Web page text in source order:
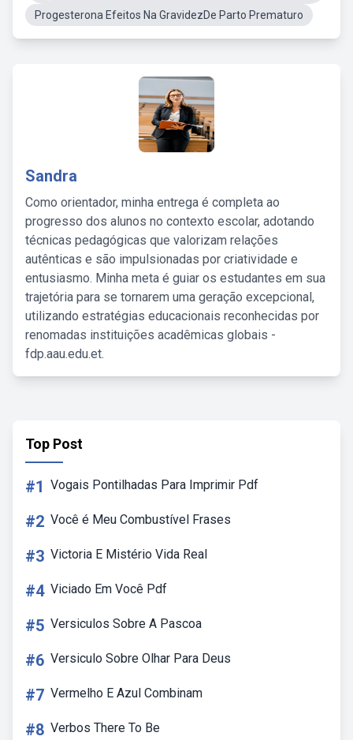
Progesterona Efeitos Na GravidezDe Parto Prematuro
Sandra
Como orientador, minha entrega é completa ao
progresso dos alunos no contexto escolar, adotando
técnicas pedagógicas que valorizam relações
autênticas e são impulsionadas por criatividade e
entusiasmo. Minha meta é guiar os estudantes em sua
trajetória para se tornarem uma geração excepcional,
utilizando estratégias educacionais reconhecidas por
renomadas instituições acadêmicas globais -
fdp.aau.edu.et.
Top Post
#1 Vogais Pontilhadas Para Imprimir Pdf
#2 Você é Meu Combustível Frases
#3 Victoria E Mistério Vida Real
#4 Viciado Em Você Pdf
#5 Versiculos Sobre A Pascoa
#6 Versiculo Sobre Olhar Para Deus
#7 Vermelho E Azul Combinam
#8 Verbos There To Be